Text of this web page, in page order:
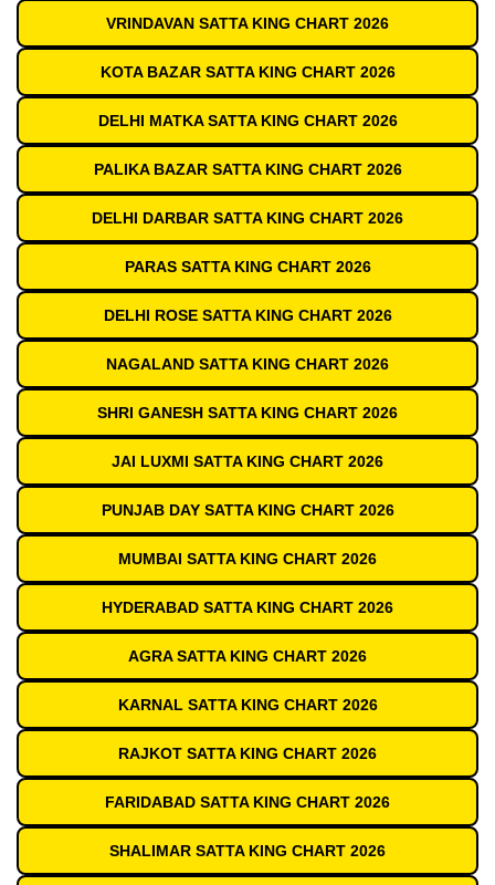
VRINDAVAN SATTA KING CHART 2026
KOTA BAZAR SATTA KING CHART 2026
DELHI MATKA SATTA KING CHART 2026
PALIKA BAZAR SATTA KING CHART 2026
DELHI DARBAR SATTA KING CHART 2026
PARAS SATTA KING CHART 2026
DELHI ROSE SATTA KING CHART 2026
NAGALAND SATTA KING CHART 2026
SHRI GANESH SATTA KING CHART 2026
JAI LUXMI SATTA KING CHART 2026
PUNJAB DAY SATTA KING CHART 2026
MUMBAI SATTA KING CHART 2026
HYDERABAD SATTA KING CHART 2026
AGRA SATTA KING CHART 2026
KARNAL SATTA KING CHART 2026
RAJKOT SATTA KING CHART 2026
FARIDABAD SATTA KING CHART 2026
SHALIMAR SATTA KING CHART 2026